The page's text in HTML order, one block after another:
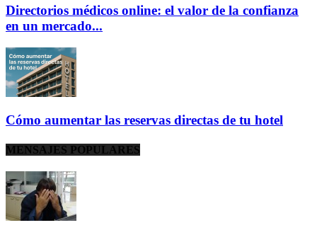
Directorios médicos online: el valor de la confianza
en un mercado...
Cómo aumentar las reservas directas de tu hotel
MENSAJES POPULARES